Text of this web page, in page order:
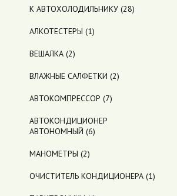
К АВТОХОЛОДИЛЬНИКУ (28)
АЛКОТЕСТЕРЫ (1)
ВЕШАЛКА (2)
ВЛАЖНЫЕ САЛФЕТКИ (2)
АВТОКОМПРЕССОР (7)
АВТОКОНДИЦИОНЕР
АВТОНОМНЫЙ (6)
МАНОМЕТРЫ (2)
ОЧИСТИТЕЛЬ КОНДИЦИОНЕРА (1)